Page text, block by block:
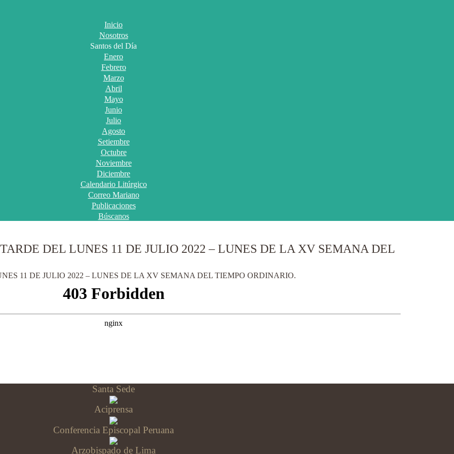
Inicio
Nosotros
Santos del Día
Enero
Febrero
Marzo
Abril
Mayo
Junio
Julio
Agosto
Setiembre
Octubre
Noviembre
Diciembre
Calendario Litúrgico
Correo Mariano
Publicaciones
Búscanos
DEL LUNES 11 DE JULIO 2022 – LUNES DE LA XV SEMANA DEL
11 DE JULIO 2022 – LUNES DE LA XV SEMANA DEL TIEMPO ORDINARIO.
Santa Sede
Aciprensa
Conferencia Episcopal Peruana
Arzobispado de Lima